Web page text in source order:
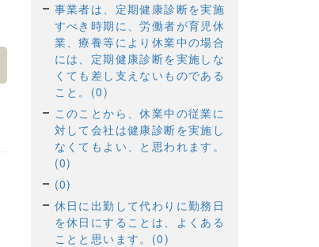
事業者は、定期健康診断を実施
すべき時期に、労働者が育児休
業、療養等により休業中の場合
には、定期健康診断を実施しな
くても差し支えないものである
こと。(0)
このことから、休業中の従業に
対して会社は健康診断を実施し
なくてもよい、と思われます。
(0)
(0)
休日に出勤して代わりに勤務日
を休日にすることは、よくある
ことと思います。(0)